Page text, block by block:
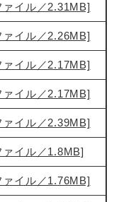
イル／2.31MB]
イル／2.26MB]
イル／2.17MB]
イル／2.17MB]
イル／2.39MB]
イル／1.8MB]
イル／1.76MB]